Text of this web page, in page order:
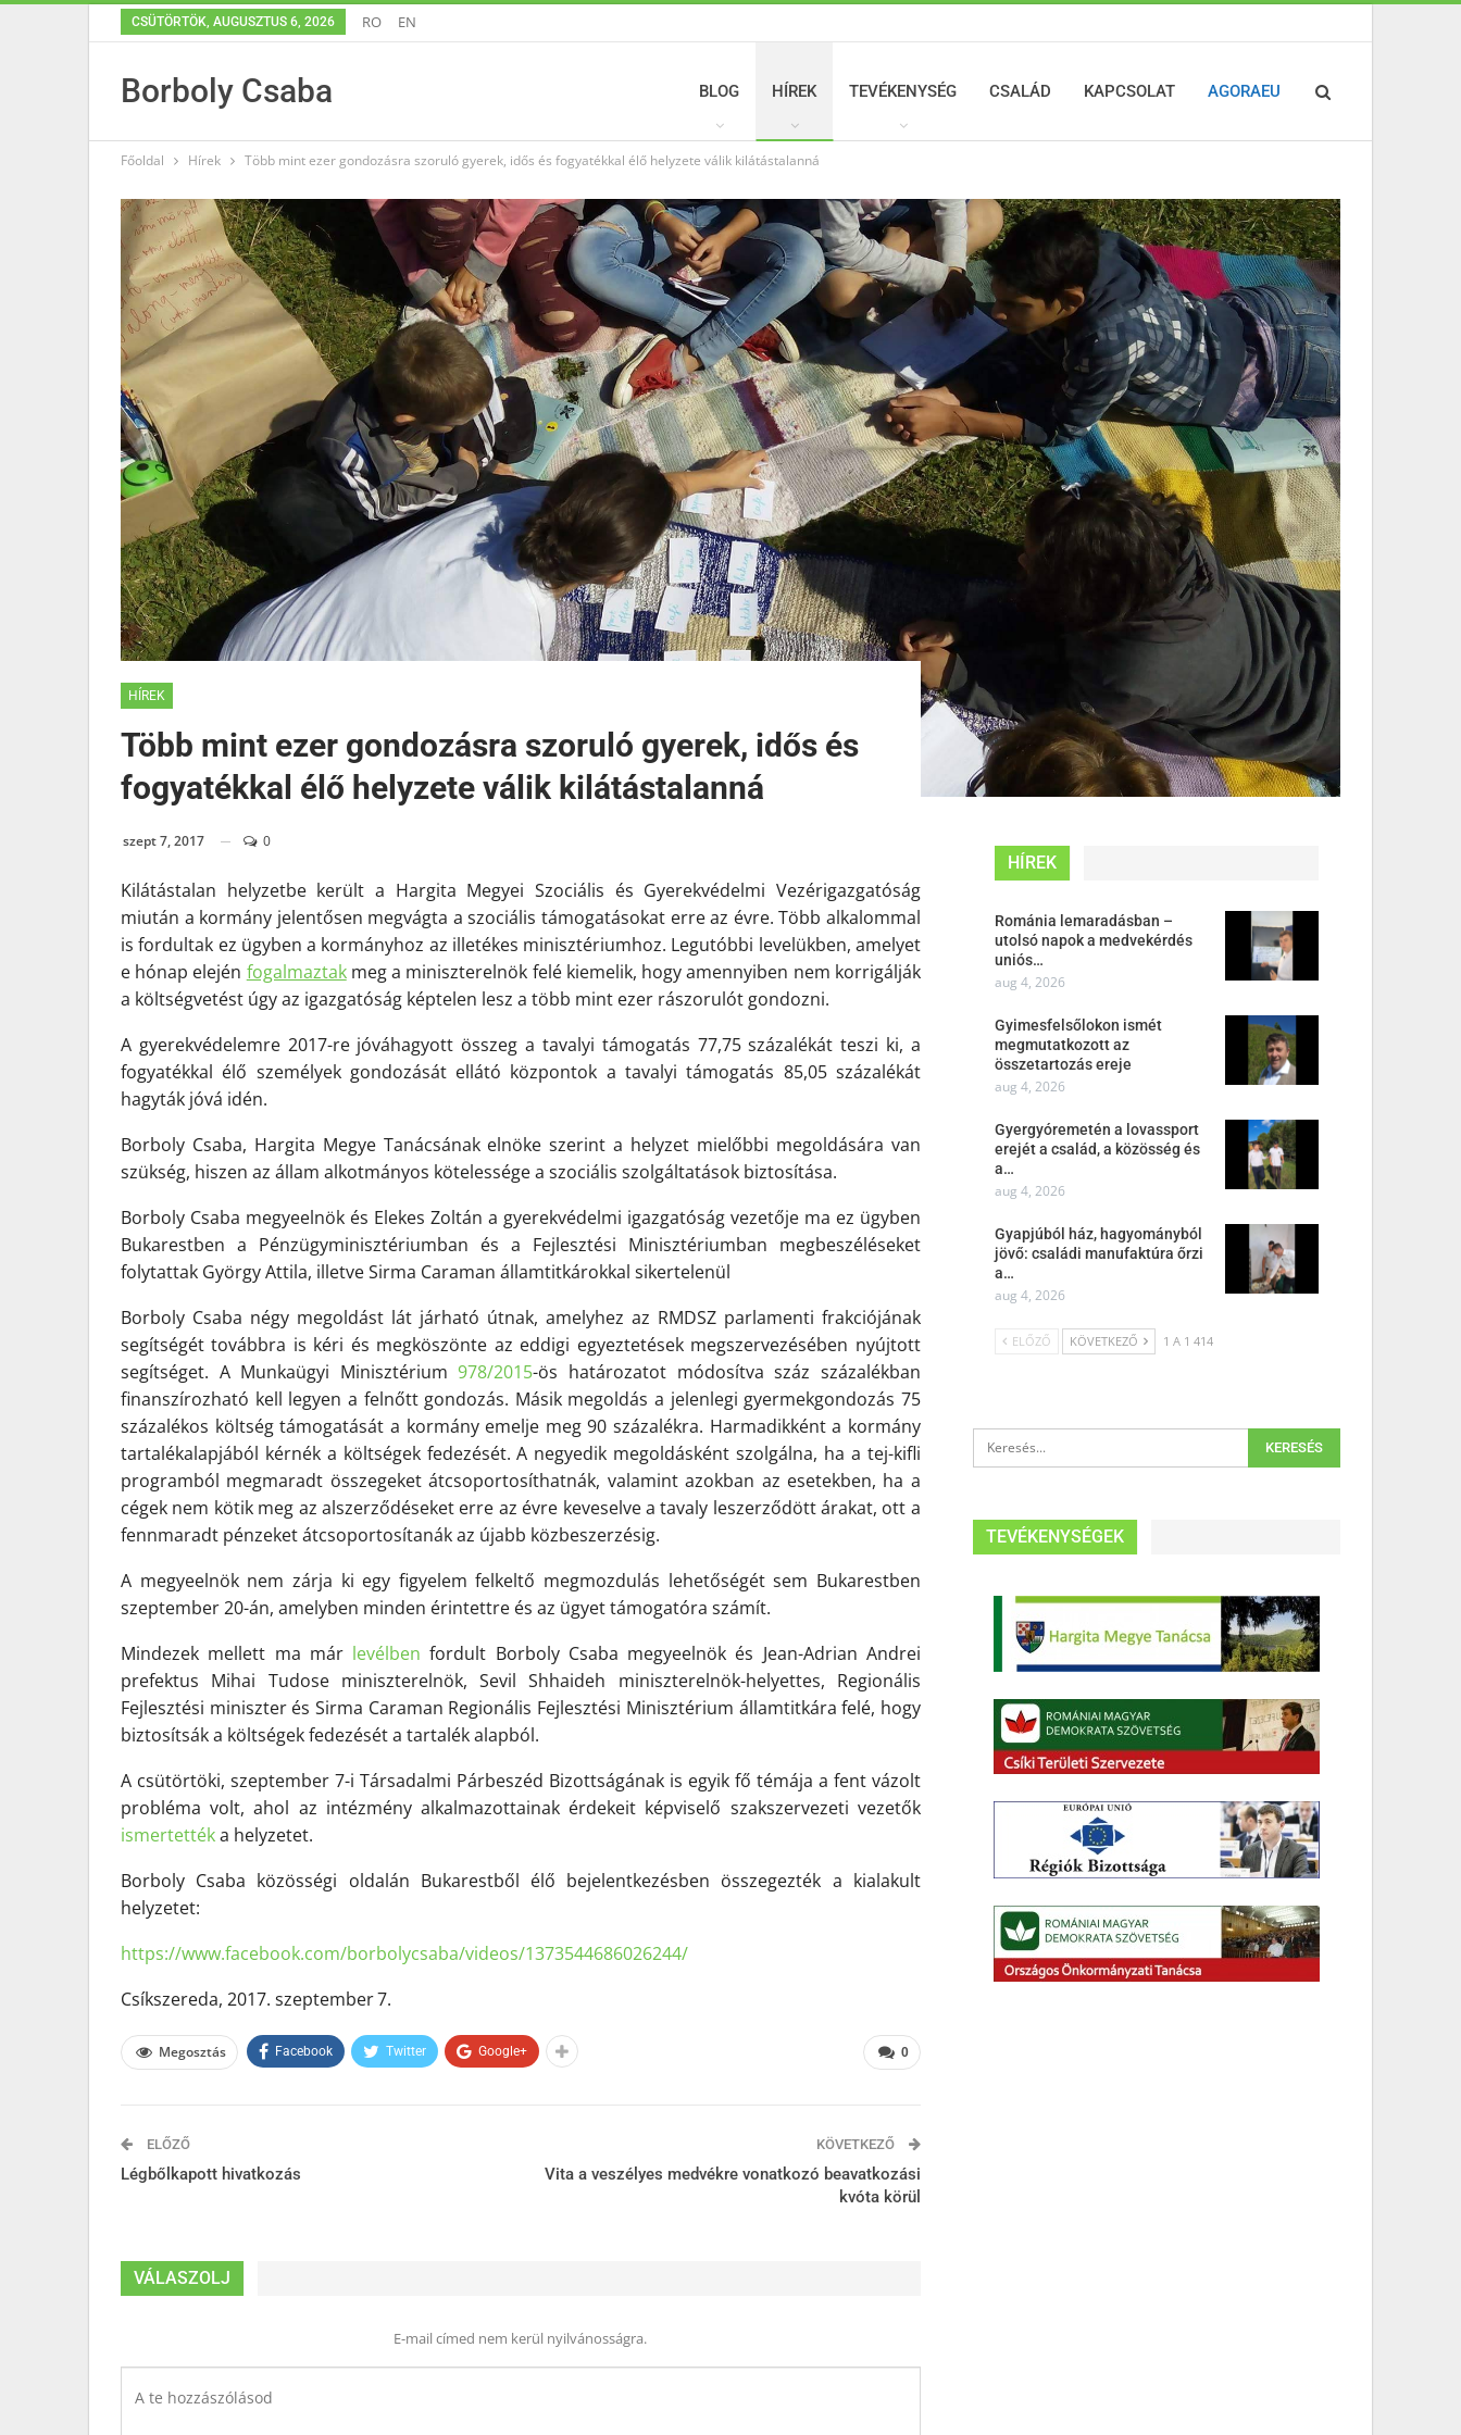
CSÜTÖRTÖK, AUGUSZTUS 6, 2026 RO EN
Borboly Csaba BLOG HÍREK TEVÉKENYSÉG CSALÁD KAPCSOLAT AGORAEU
Főoldal Hírek Több mint ezer gondozásra szoruló gyerek, idős és fogyatékkal élő helyzete válik kilátástalanná
HÍREK
Több mint ezer gondozásra szoruló gyerek, idős és
fogyatékkal élő helyzete válik kilátástalanná
szept 7, 2017 0
Kilátástalan helyzetbe került a Hargita Megyei Szociális és Gyerekvédelmi Vezérigazgatóság
miután a kormány jelentősen megvágta a szociális támogatásokat erre az évre.Több alkalommal
is fordultak ez ügyben a kormányhoz az illetékes minisztériumhoz. Legutóbbi levelükben, amelyet
e hónap elején fogalmaztakmeg a miniszterelnök felé kiemelik, hogy amennyiben nem korrigálják
a költségvetést úgy az igazgatóság képtelen lesz a több mint ezer rászorulót gondozni.
A gyerekvédelemre 2017-re jóváhagyott összeg a tavalyi támogatás 77,75 százalékát teszi ki, a
fogyatékkal élő személyek gondozását ellátó központok a tavalyi támogatás 85,05 százalékát
hagyták jóvá idén.
Borboly Csaba, Hargita Megye Tanácsának elnöke szerint a helyzet mielőbbi megoldására van
szükség, hiszen az állam alkotmányos kötelessége a szociális szolgáltatások biztosítása.
Borboly Csaba megyeelnök és Elekes Zoltán a gyerekvédelmi igazgatóság vezetője ma ez ügyben
Bukarestben a Pénzügyminisztériumban és a Fejlesztési Minisztériumban megbeszéléseket
folytattak György Attila, illetve Sirma Caraman államtitkárokkal sikertelenül
Borboly Csaba négy megoldást lát járható útnak, amelyhez az RMDSZ parlamenti frakciójának
segítségét továbbra is kéri és megköszönte az eddigi egyeztetések megszervezésében nyújtott
segítséget. A Munkaügyi Minisztérium978/2015-ös határozatot módosítva száz százalékban
finanszírozható kell legyen a felnőtt gondozás. Másik megoldás a jelenlegi gyermekgondozás 75
százalékos költség támogatását a kormány emelje meg 90 százalékra. Harmadikként a kormány
tartalékalapjából kérnék a költségek fedezését. A negyedik megoldásként szolgálna, ha a tej-kifli
programból megmaradt összegeket átcsoportosíthatnák, valamint azokban az esetekben, ha a
cégek nem kötik meg az alszerződéseket erre az évre keveselve a tavaly leszerződött árakat, ott a
fennmaradt pénzeket átcsoportosítanák az újabb közbeszerzésig.
A megyeelnök nem zárja ki egy figyelem felkeltő megmozdulás lehetőségét sem Bukarestben
szeptember 20-án, amelyben minden érintettre és az ügyet támogatóra számít.
Mindezek mellett ma márlevélben fordult Borboly Csaba megyeelnök és Jean-Adrian Andrei
prefektus Mihai Tudose miniszterelnök, Sevil Shhaideh miniszterelnök-helyettes, Regionális
Fejlesztési miniszter és Sirma Caraman Regionális Fejlesztési Minisztérium államtitkára felé, hogy
biztosítsák a költségek fedezését a tartalék alapból.
A csütörtöki, szeptember 7-i Társadalmi Párbeszéd Bizottságának is egyik fő témája a fent vázolt
probléma volt, ahol az intézmény alkalmazottainak érdekeit képviselő szakszervezeti vezetők
ismertettéka helyzetet.
Borboly Csaba közösségi oldalán Bukarestből élő bejelentkezésben összegezték a kialakult
helyzetet:
https://www.facebook.com/borbolycsaba/videos/1373544686026244/
Csíkszereda, 2017. szeptember7.
0
Megosztás Facebook Twitter Google+
ELŐZŐ
Légbőlkapott hivatkozás
KÖVETKEZŐ
Vita a veszélyes medvékre vonatkozó beavatkozási
kvóta körül
VÁLASZOLJ
E-mail címed nem kerül nyilvánosságra.
HÍREK
Románia lemaradásban –
utolsó napok a medvekérdés
uniós…
aug 4, 2026
Gyimesfelsőlokon ismét
megmutatkozott az
összetartozás ereje
aug 4, 2026
Gyergyóremetén a lovassport
erejét a család, a közösség és
a…
aug 4, 2026
Gyapjúból ház, hagyományból
jövő: családi manufaktúra őrzi
a…
aug 4, 2026
ELŐZŐ KÖVETKEZŐ 1 A 1 414
TEVÉKENYSÉGEK